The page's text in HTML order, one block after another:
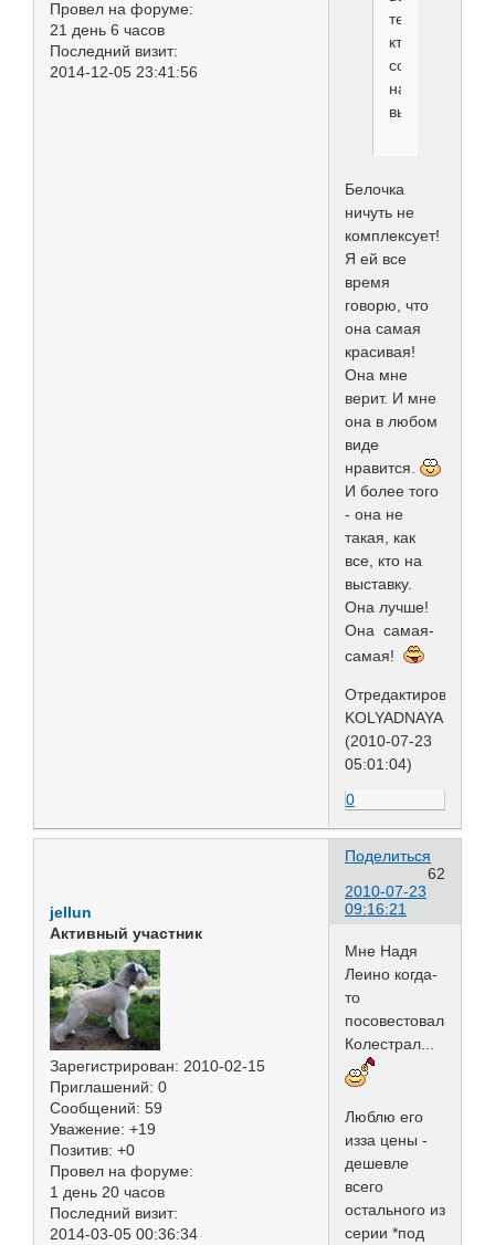
Провел на форуме:
21 день 6 часов
Последний визит:
2014-12-05 23:41:56
те,
кто
собирается
на
выставку..
Белочка
ничуть не
комплексует!
Я ей все
время
говорю, что
она самая
красивая!
Она мне
верит. И мне
она в любом
виде
нравится.
И более того
- она не
такая, как
все, кто на
выставку.
Она лучше!
Она самая-
самая!
Отредактировано
KOLYADNAYA
(2010-07-23
05:01:04)
0
Поделиться
62
2010-07-23
09:16:21
jellun
Активный участник
Зарегистрирован: 2010-02-15
Приглашений: 0
Сообщений: 59
Уважение: +19
Позитив: +0
Провел на форуме:
1 день 20 часов
Последний визит:
2014-03-05 00:36:34
Мне Надя
Леино когда-
то
посовестовала
Колестрал...
Люблю его
изза цены -
дешевле
всего
остального из
серии *под